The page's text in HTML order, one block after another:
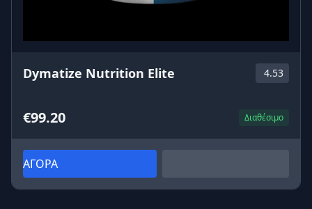
Dymatize Nutrition Elite 4.53
€99.20 Διαθέσιμο
ΑΓΟΡΑ